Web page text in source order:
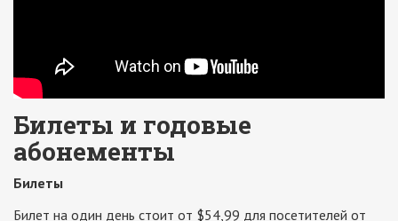
Билеты и годовые
абонементы
Билеты
Билет на один день стоит от $54,99 для посетителей от